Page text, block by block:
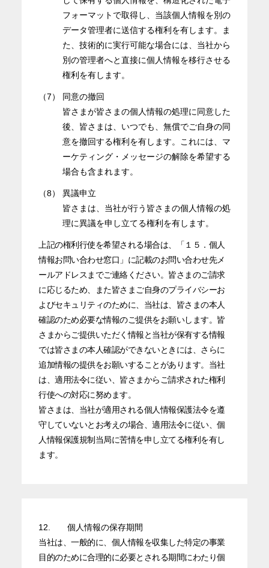
フォーマットで取得し、当該個人情報を別の
データ管理者に送信する権利を有します。ま
た、技術的に実行可能な場合には、当社から
別の管理者へと直接に個人情報を移行させる
権利を有します。
（7）
同意の撤回
皆さまが皆さまの個人情報の処理に同意した
後、皆さまは、いつでも、無償でご自身の同
意を撤回する権利を有します。これには、マ
ーケティング・メッセージの解除を希望する
場合も含まれます。
（8）
異議申立
皆さまは、当社が行う皆さまの個人情報の処
理に異議を申し立てる権利を有します。
上記の権利行使を希望される場合は、「１５．個人
情報お問い合わせ窓口」に記載のお問い合わせ先メ
ールアドレスまでご連絡ください。皆さまのご請求
に応じるため、また皆さまご自身のプライバシーお
よびセキュリティのために、当社は、皆さまの本人
確認のため必要な情報のご提供をお願いします。皆
さまからご提供いただく情報と当社が保有する情報
では皆さまの本人確認ができないときには、さらに
追加情報の提供をお願いすることがあります。当社
は、適用法令に従い、皆さまからご請求された権利
行使への対応に努めます。
皆さまは、当社が適用される個人情報保護法令を遵
守していないとお考えの場合、適用法令に従い、個
人情報保護規制当局に苦情を申し立てる権利を有し
ます。
12.
個人情報の保存期間
当社は、一般的に、個人情報を収集した特定の事業
目的のために合理的に必要とされる期間にわたり個